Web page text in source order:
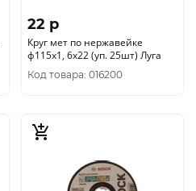
22 p
Круг мет по нержавейке
ф115х1, 6х22 (уп. 25шт) Луга
Код товара: 016200